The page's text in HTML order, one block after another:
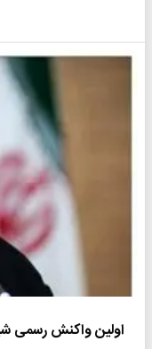
اولین واکنش رسمی شینا انصاری